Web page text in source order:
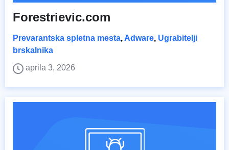
Forestrievic.com
Prevarantska spletna mesta,Adware, Ugrabitelji
brskalnika
aprila 3, 2026